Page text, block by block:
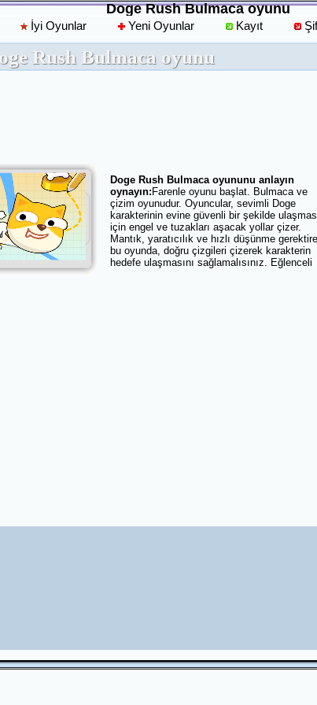
Doge Rush Bulmaca oyunu
İyi Oyunlar Yeni Oyunlar Kayıt
Rush Bulmaca oyunu
Doge Rush Bulmaca oyununu anlayın
oynayın: Farenle oyunu başlat. Bulmaca ve
çizim oyunudur. Oyuncular, sevimli Doge
karakterinin evine güvenli bir şekilde
için engel ve tuzakları aşacak yollar çizer.
Mantık, yaratıcılık ve hızlı düşünme
bu oyunda, doğru çizgileri çizerek karakterin
hedefe ulaşmasını sağlamalısınız. Eğlenceli